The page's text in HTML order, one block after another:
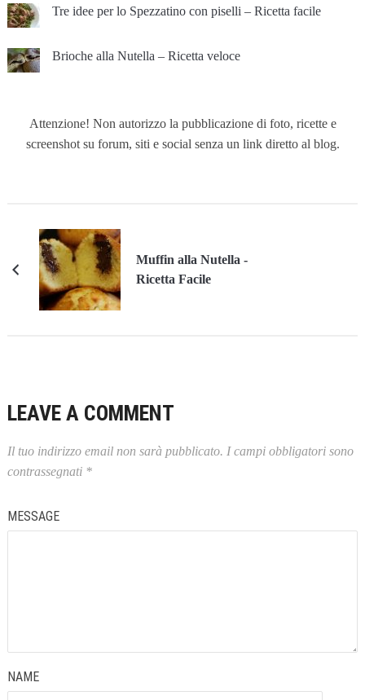
Tre idee per lo Spezzatino con piselli – Ricetta facile
Brioche alla Nutella – Ricetta veloce
Attenzione! Non autorizzo la pubblicazione di foto, ricette e
screenshot su forum, siti e social senza un link diretto al blog.
Muffin alla Nutella -
Ricetta Facile
LEAVE A COMMENT
Il tuo indirizzo email non sarà pubblicato. I campi obbligatori sono
contrassegnati *
MESSAGE
NAME